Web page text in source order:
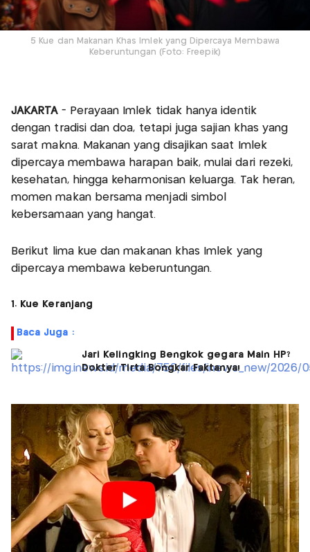
5 Kue dan Makanan Khas Imlek yang Dipercaya Membawa
Keberuntungan (Foto: Freepik)
JAKARTA - Perayaan Imlek tidak hanya identik
dengan tradisi dan doa, tetapi juga sajian khas yang
sarat makna. Makanan yang disajikan saat Imlek
dipercaya membawa harapan baik, mulai dari rezeki,
kesehatan, hingga keharmonisan keluarga. Tak heran,
momen makan bersama menjadi simbol
kebersamaan yang hangat.
Berikut lima kue dan makanan khas Imlek yang
dipercaya membawa keberuntungan.
1. Kue Keranjang
Baca Juga :
Jari Kelingking Bengkok gegara Main HP?
Dokter Tirta Bongkar Faktanya!